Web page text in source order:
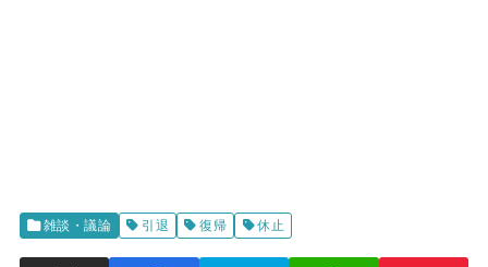
雑談・議論 引退 復帰 休止